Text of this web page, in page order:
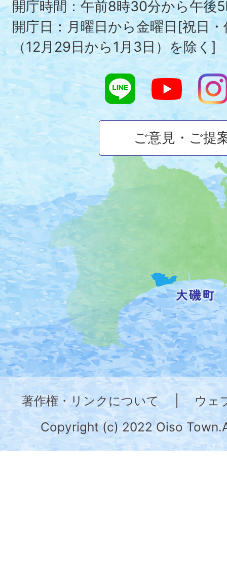
磯
町
の
位
置
を
記
し
た
地
図。
神
奈
川
県
の
開庁時間：午前8時30分から午後
開庁日：月曜日から金曜日[祝日
（12月29日から1月3日）を除く]
ご意見・ご提
著作権・リンクについて
ウェ
Copyright (c) 2022 Oiso